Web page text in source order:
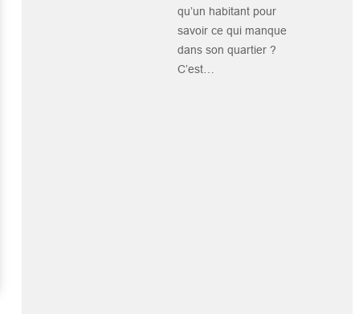
qu’un habitant pour
savoir ce qui manque
dans son quartier ?
C’est…